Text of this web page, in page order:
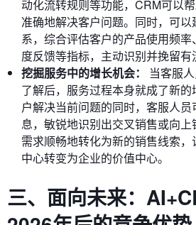
动化流转规则等功能，CRM可以
准确地解决客户问题。同时，可
系，综合评估客户的产品使用频
度反馈等指标，主动识别并挽留有
挖掘服务中的增长机会：
当客服
了解后，服务过程本身就成了新
户解决当前问题的同时，客服人
息，敏锐地识别出交叉销售或向
需求顺畅地转化为新的销售线索
中心转变为企业的价值中心。
三、面向未来：